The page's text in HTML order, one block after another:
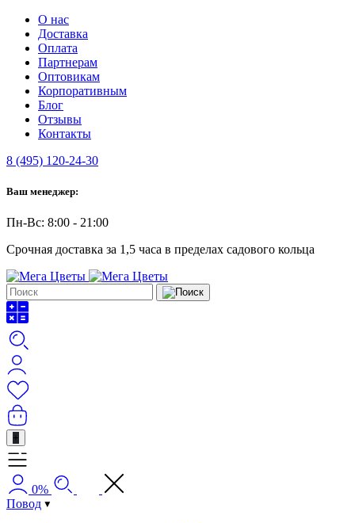
О нас
Доставка
Оплата
Партнерам
Оптовикам
Корпоративным
Блог
Отзывы
Контакты
8 (495) 120-24-30
Ваш менеджер:
Пн-Вс: 8:00 - 21:00
Срочная доставка за 1,5 часа в пределах садового кольца
+
0%
Повод